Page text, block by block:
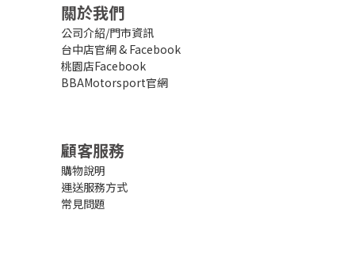
關於我們
公司介紹/門市資訊
台中店官網& Facebook
桃園店Facebook
BBAMotorsport官網
顧客服務
購物說明
運送服務方式
常見問題